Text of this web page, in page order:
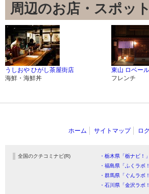
周辺のお店・スポット
うしおや ひがし茶屋街店
海鮮・海鮮丼
東山 ロベー
フレンチ
ホーム サイトマップ ロ
全国のクチコミナビ(R) ・栃木県「栃ナビ！」
・福島県「ふくラボ！
・群馬県「ぐんラボ！
・石川県「金沢ラボ！